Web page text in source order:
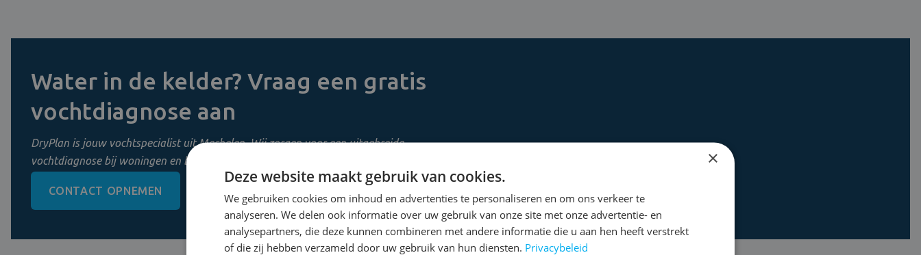
Water in de kelder? Vraag een gratis
vochtdiagnose aan
DryPlan is jouw vochtspecialist uit Mechelen. Wij zorgen voor een uitgebreide
vochtdiagnose bij woningen en bedrijven in Vlaanderen.
CONTACT OPNEMEN
×
Deze website maakt gebruik van cookies.
We gebruiken cookies om inhoud en advertenties te personaliseren en om ons verkeer te
analyseren. We delen ook informatie over uw gebruik van onze site met onze advertentie- en
analysepartners, die deze kunnen combineren met andere informatie die u aan hen heeft verstrekt
of die zij hebben verzameld door uw gebruik van hun diensten. Privacybeleid